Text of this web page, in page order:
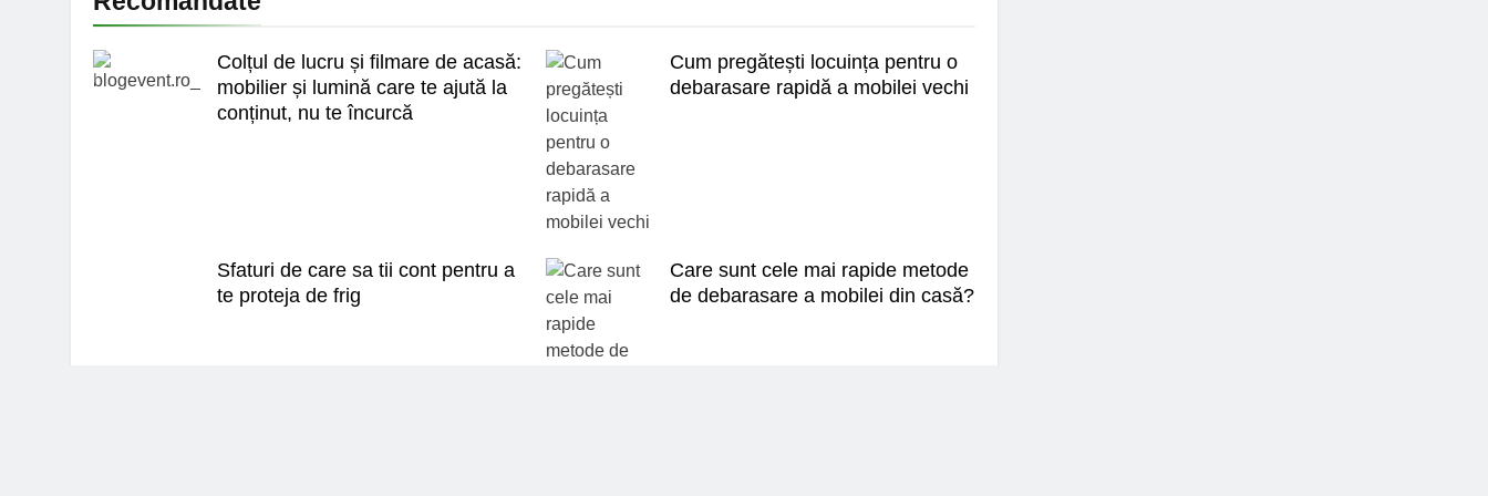
Colțul de lucru și filmare de acasă:
mobilier și lumină care te ajută la
conținut, nu te încurcă
Cum pregătești locuința pentru o
debarasare rapidă a mobilei vechi
Sfaturi de care sa tii cont pentru a
te proteja de frig
Care sunt cele mai rapide metode
de debarasare a mobilei din casă?